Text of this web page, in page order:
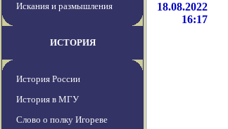
Искания и размышления
ИСТОРИЯ
История России
История в МГУ
Слово о полку Игореве
18.08.2022
16:17